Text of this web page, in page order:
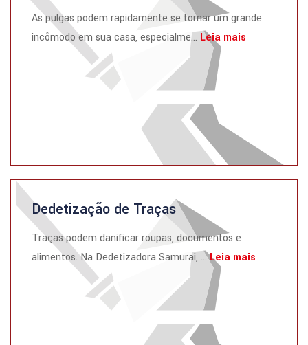
As pulgas podem rapidamente se tornar um grande
incômodo em sua casa, especialme... Leia mais
Dedetização de Traças
Traças podem danificar roupas, documentos e
alimentos. Na Dedetizadora Samurai, ...Leia mais